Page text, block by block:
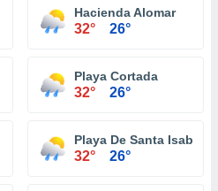
Hacienda Alomar
32° 26°
Playa Cortada
32° 26°
Playa De Santa Isabel
32° 26°